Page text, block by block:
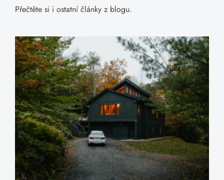
Přečtěte si i ostatní články z blogu.